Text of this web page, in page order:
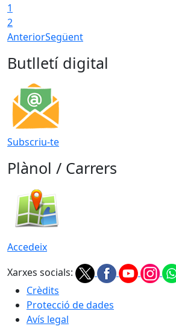
1
2
AnteriorSegüent
Butlletí digital
Subscriu-te
Plànol / Carrers
Accedeix
Xarxes socials:
Crèdits
Protecció de dades
Avís legal